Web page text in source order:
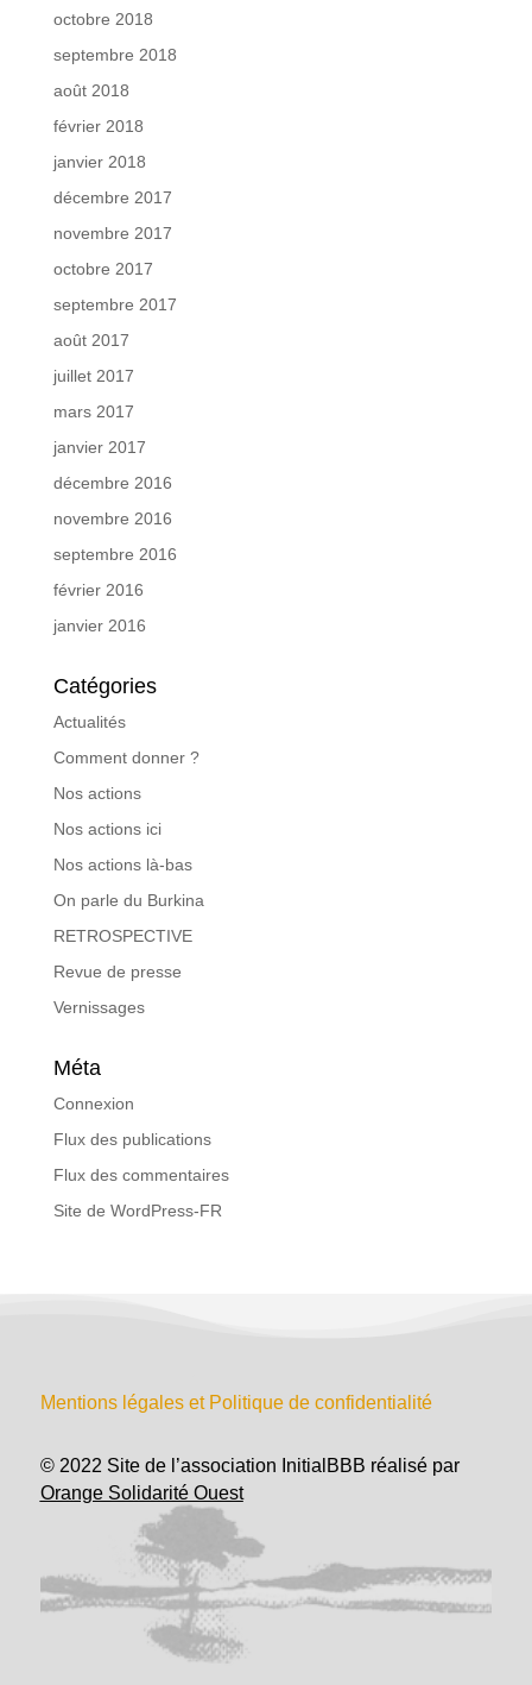
octobre 2018
septembre 2018
août 2018
février 2018
janvier 2018
décembre 2017
novembre 2017
octobre 2017
septembre 2017
août 2017
juillet 2017
mars 2017
janvier 2017
décembre 2016
novembre 2016
septembre 2016
février 2016
janvier 2016
Catégories
Actualités
Comment donner ?
Nos actions
Nos actions ici
Nos actions là-bas
On parle du Burkina
RETROSPECTIVE
Revue de presse
Vernissages
Méta
Connexion
Flux des publications
Flux des commentaires
Site de WordPress-FR
Mentions légales et Politique de confidentialité
© 2022 Site de l’association InitialBBB réalisé par
Orange Solidarité Ouest